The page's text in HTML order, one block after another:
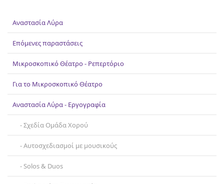
Αναστασία Λύρα
Επικοινωνία
Αναστασία Λύρα
Επόμενες παραστάσεις
Μικροσκοπικό Θέατρο - Ρεπερτόριο
Για το Μικροσκοπικό Θέατρο
Αναστασία Λύρα - Εργογραφία
Σχεδία Ομάδα Χορού
Αυτοσχεδιασμοί με μουσικούς
Solos & Duos